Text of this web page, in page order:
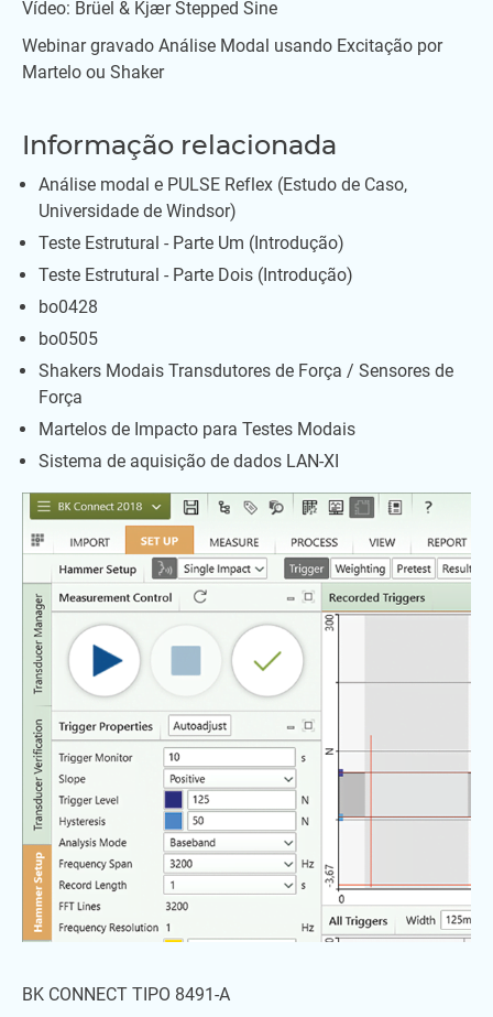
Vídeo: Brüel & Kjær Stepped Sine
Webinar gravado Análise Modal usando Excitação por
Martelo ou Shaker
Informação relacionada
Análise modal e PULSE Reflex (Estudo de Caso,
Universidade de Windsor)
Teste Estrutural - Parte Um (Introdução)
Teste Estrutural - Parte Dois (Introdução)
bo0428
bo0505
Shakers Modais Transdutores de Força / Sensores de
Força
Martelos de Impacto para Testes Modais
Sistema de aquisição de dados LAN-XI
BK CONNECT TIPO 8491-A